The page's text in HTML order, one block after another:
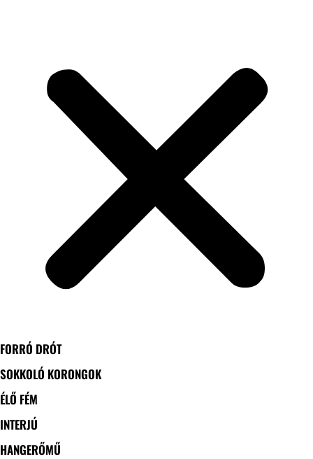
FORRÓ DRÓT
SOKKOLÓ KORONGOK
ÉLŐ FÉM
INTERJÚ
HANGERŐMŰ